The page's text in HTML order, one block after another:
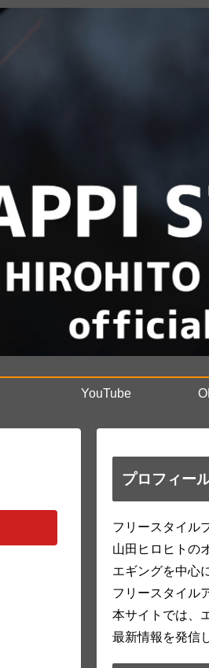
YouTube
プロフィー
フリースタイル
山田ヒロヒトの
エギングを中心
フリースタイル
本サイトでは、
最新情報を発信